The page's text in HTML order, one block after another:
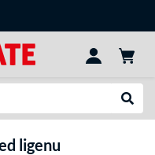
ligenu